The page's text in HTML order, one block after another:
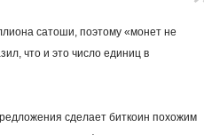
сатоши, поэтому «монет не
что и это число единиц в
сделает биткоин похожим